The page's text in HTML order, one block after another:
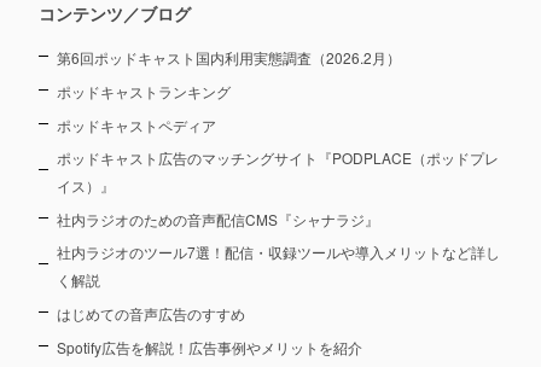
コンテンツ／ブログ
第6回ポッドキャスト国内利用実態調査（2026.2月）
ポッドキャストランキング
ポッドキャストペディア
ポッドキャスト広告のマッチングサイト『PODPLACE（ポッドプレ
イス）』
社内ラジオのための音声配信CMS『シャナラジ』
社内ラジオのツール7選！配信・収録ツールや導入メリットなど詳し
く解説
はじめての音声広告のすすめ
Spotify広告を解説！広告事例やメリットを紹介